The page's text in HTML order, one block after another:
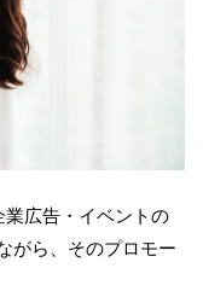
広告・イベントの
がら、そのプロモー